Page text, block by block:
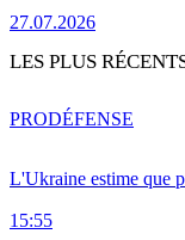
27.07.2026
LES PLUS
L'Ukraine estime que
15:55
PRODÉFENSE